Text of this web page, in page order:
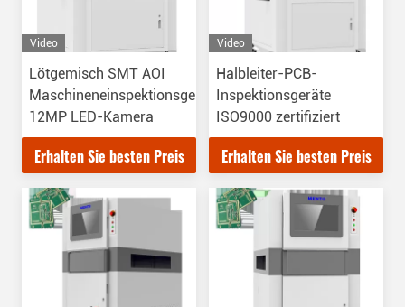
Video
Lötgemisch SMT AOI
Maschineneinspektionsgerät
12MP LED-Kamera
Erhalten Sie besten Preis
Video
Halbleiter-PCB-
Inspektionsgeräte
ISO9000 zertifiziert
Erhalten Sie besten Preis